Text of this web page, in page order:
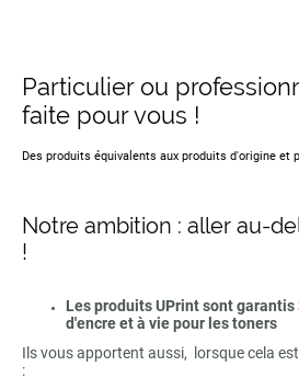
Particulier ou
faite pour vous !
Des produits équivalents aux produits d'origine et
Notre ambition : aller au-
!
Les produits UPrint sont garantis
d'encre et à vie pour les toners
Ils vous apportent aussi, lorsque cela
: